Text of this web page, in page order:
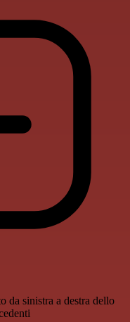
da sinistra a destra dello